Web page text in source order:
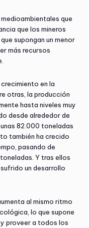
que
que los mineros
supongan un menor
más recursos
en la
otras, la producción
hasta niveles muy
desde alrededor de
82.000 toneladas
también ha crecido
pasando de
Y tras ellos
un desarrollo
al mismo ritmo
lo que supone
proveer a todos los